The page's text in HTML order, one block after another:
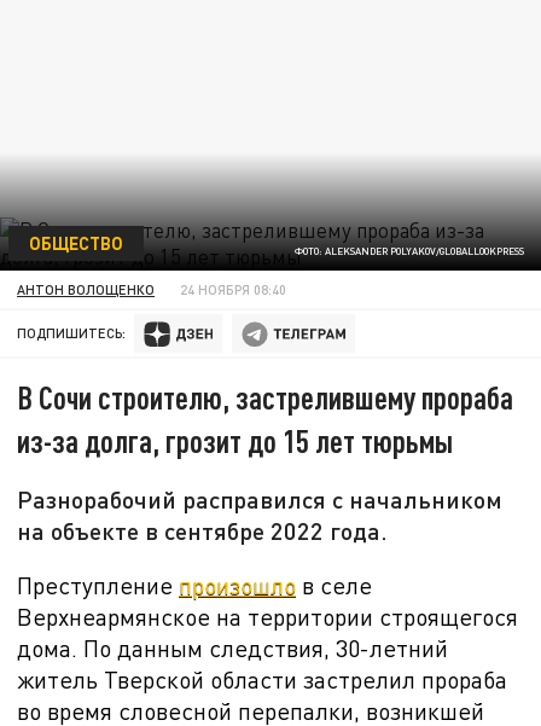
ФОТО: ALEKSANDER POLYAKOV/GLOBALLOOKPRESS
ОБЩЕСТВО
АНТОН ВОЛОЩЕНКО 24 НОЯБРЯ 08:40
ПОДПИШИТЕСЬ:
В Сочи строителю, застрелившему прораба
из-за долга, грозит до 15 лет тюрьмы
Разнорабочий расправился с начальником
на объекте в сентябре 2022 года.
Преступление произошло в селе
Верхнеармянское на территории строящегося
дома. По данным следствия, 30-летний
житель Тверской области застрелил прораба
во время словесной перепалки, возникшей